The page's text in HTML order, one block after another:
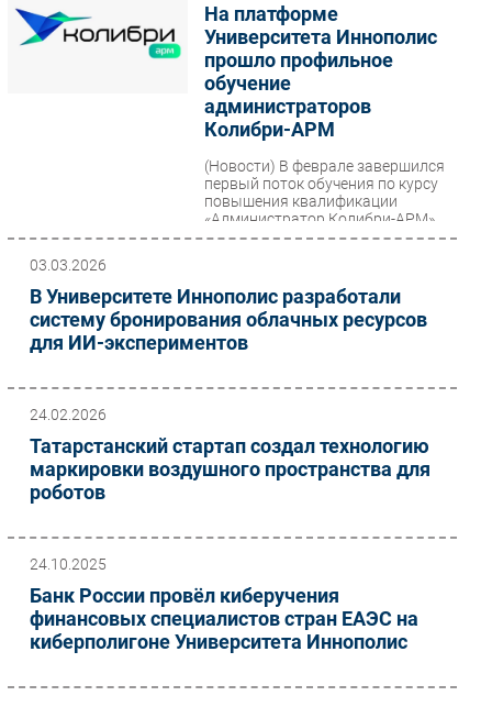
На платформе
Университета Иннополис
прошло профильное
обучение
администраторов
Колибри-АРМ
(Новости) В феврале завершился
первый поток обучения по курсу
повышения квалификации
«Администратор Колибри-АРМ»,
который проходил в
03.03.2026
В Университете Иннополис разработали
систему бронирования облачных ресурсов
для ИИ-экспериментов
24.02.2026
Татарстанский стартап создал технологию
маркировки воздушного пространства для
роботов
24.10.2025
Банк России провёл киберучения
финансовых специалистов стран ЕАЭС на
киберполигоне Университета Иннополис